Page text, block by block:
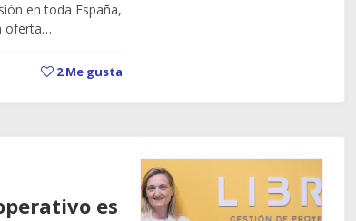
en toda España,
oferta…
2Me gusta
es